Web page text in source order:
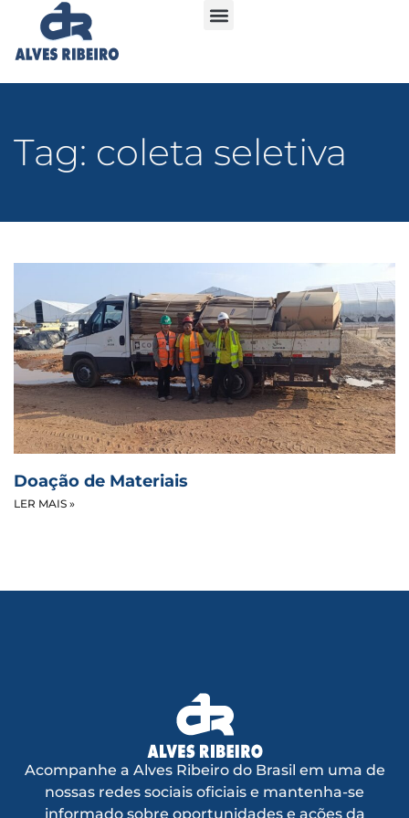
Tag: coleta seletiva
Doação de Materiais
LER MAIS »
Acompanhe a Alves Ribeiro do Brasil em uma de
nossas redes sociais oficiais e mantenha-se
informado sobre oportunidades e ações da